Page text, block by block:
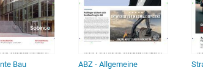
Bau
ABZ - Allgemeine